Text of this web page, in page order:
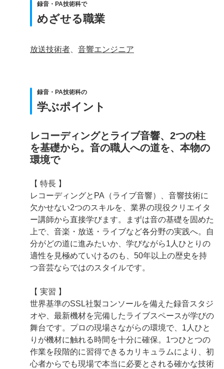
録音・PA技術科で
めざせる職業
放送技術者 音響エンジニア
録音・PA技術科の
学ぶポイント
レコーディングとライブ音響、2つの柱
を基礎から。音の職人への道を、本物の
環境で
【 特長 】
レコーディングとPA（ライブ音響）、音響技術に
欠かせない2つのスキルを、業界の現役クリエイタ
ー講師から直接学びます。まずは音の基礎を固めた
上で、音楽・放送・ライブなど各分野の実践へ。自
分がどの道に進みたいか、学びながら1人ひとりの
適性を見極めていけるのも、50年以上の歴史を持
つ音芸ならではのスタイルです。
【 実習 】
世界基準のSSL社製コンソールを備えた録音スタジ
オや、最新機材を完備したライブスペースが学びの
舞台です。プロの現場さながらの環境で、1人ひと
りが機材に触れる時間を十分に確保。1つひとつの
作業を段階的に習得できるカリキュラムにより、初
心者からでも現場で本当に必要とされる確かな技術